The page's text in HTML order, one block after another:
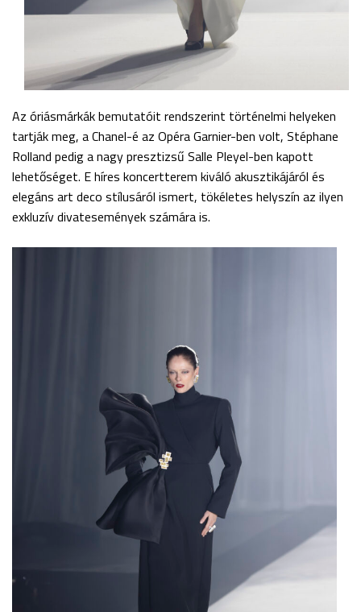
Az óriásmárkák bemutatóit rendszerint történelmi helyeken
tartják meg, a Chanel-é az Opéra Garnier-ben volt, Stéphane
Rolland pedig a nagy presztizsű Salle Pleyel-ben kapott
lehetőséget. E híres koncertterem kiváló akusztikájáról és
elegáns art deco stílusáról ismert, tökéletes helyszín az ilyen
exkluzív divatesemények számára is.